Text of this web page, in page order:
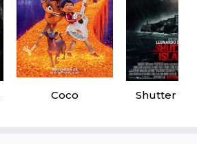
Coco Shutter